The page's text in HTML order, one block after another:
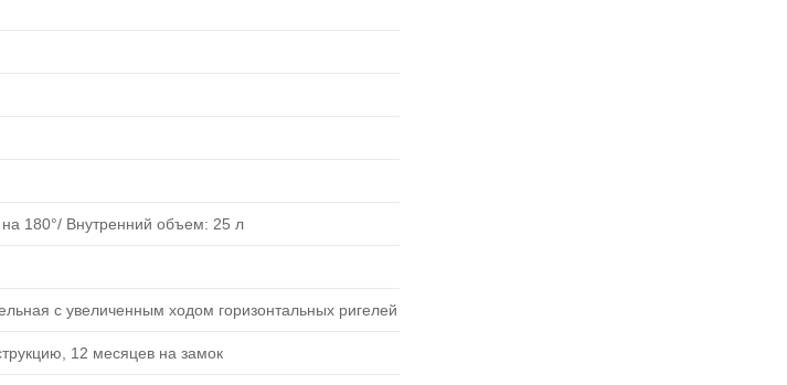
на 180°/ Внутренний объем: 25 л
с увеличенным ходом горизонтальных ригелей
12 месяцев на замок